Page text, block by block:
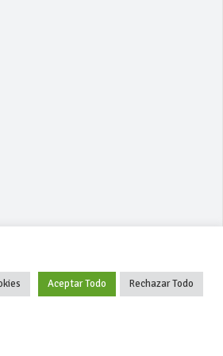
36
Aceptar Todo Rechazar Todo